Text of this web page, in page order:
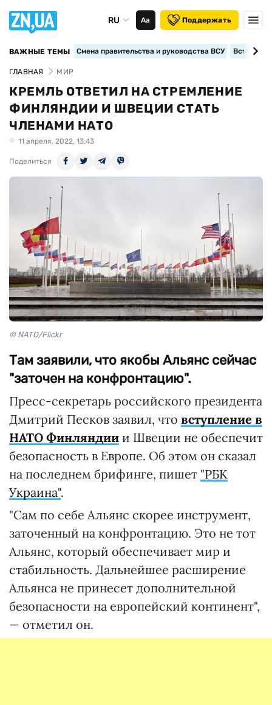
RU Аа Поддержать
ВАЖНЫЕ ТЕМЫ Смена правительства и руководства ВСУ
ГЛАВНАЯ МИР
КРЕМЛЬ ОТВЕТИЛ НА СТРЕМЛЕНИЕ
ФИНЛЯНДИИ И ШВЕЦИИ СТАТЬ
ЧЛЕНАМИ НАТО
11 апреля, 2022, 13:43
Поделиться
© NATO/Flickr
Там заявили, что якобы Альянс сейчас
"заточен на конфронтацию".
Пресс-секретарь российского президента
Дмитрий Песков заявил, что вступление в
НАТО Финляндии и Швеции не обеспечит
безопасность в Европе. Об этом он сказал
на последнем брифинге, пишет "РБК
Украина".
"Сам по себе Альянс скорее инструмент,
заточенный на конфронтацию. Это не тот
Альянс, который обеспечивает мир и
стабильность. Дальнейшее расширение
Альянса не принесет дополнительной
безопасности на европейский континент",
— отметил он.